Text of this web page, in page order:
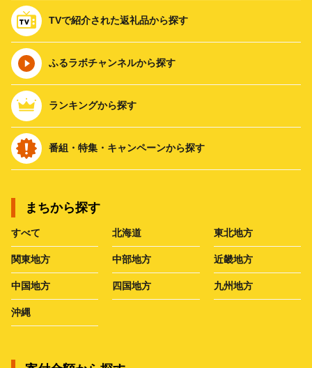
TVで紹介された返礼品から探す
ふるラボチャンネルから探す
ランキングから探す
番組・特集・キャンペーンから探す
まちから探す
すべて 北海道 東北地方
関東地方 中部地方 近畿地方
中国地方 四国地方 九州地方
沖縄